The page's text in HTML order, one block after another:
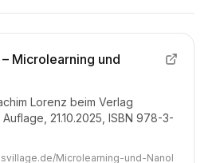
Microlearning und
Lorenz beim Verlag
21.10.2025, ISBN 978-3-
Microlearning-und-Nanol